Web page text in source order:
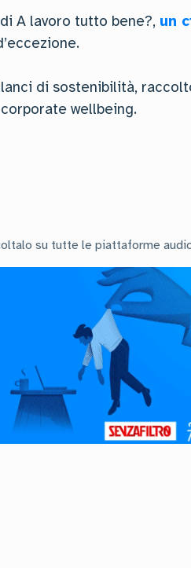
A lavoro tutto bene?, un
di sostenibilità,
wellbeing.
su tutte le piattaforme